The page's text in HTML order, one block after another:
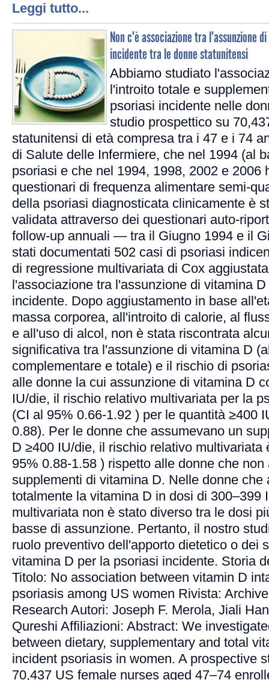
Leggi tutto...
Non c'è associazione tra l'assunzione
incidente tra le donne statunitensi
Abbiamo studiato
l'introito totale e
psoriasi incidente nelle
studio prospettico su
statunitensi di età compresa tra i 47 e i 74
di Salute delle Infermiere, che nel 1994 (al
psoriasi e che nel 1994, 1998, 2002 e 2006
questionari di frequenza alimentare semi-
della psoriasi diagnosticata clinicamente è
validata attraverso dei questionari auto-
follow-up annuali — tra il Giugno 1994 e il
stati documentati 502 casi di psoriasi
di regressione multivariata di Cox
l'associazione tra l'assunzione di vitamina
incidente. Dopo aggiustamento in base
massa corporea, all'introito di calorie, al
e all'uso di alcol, non è stata riscontrata
significativa tra l'assunzione di vitamina D
complementare e totale) e il rischio di
alle donne la cui assunzione di vitamina D
IU/die, il rischio relativo multivariata per la
(CI al 95% 0.66-1.92 ) per le quantità ≥400
0.88). Per le donne che assumevano un
D ≥400 IU/die, il rischio relativo multivariata
95% 0.88-1.58 ) rispetto alle donne che non
supplementi di vitamina D. Nelle donne che
totalmente la vitamina D in dosi di 300–399
multivariata non è stato diverso tra le dosi
basse di assunzione. Pertanto, il nostro
ruolo preventivo dell'apporto dietetico o dei
vitamina D per la psoriasi incidente. Storia
Titolo: No association between vitamin D
psoriasis among US women Rivista:
Research Autori: Joseph F. Merola, Jiali
Qureshi Affiliazioni: Abstract: We
between dietary, supplementary and total
incident psoriasis in women. A prospective
70,437 US female nurses aged 47–74